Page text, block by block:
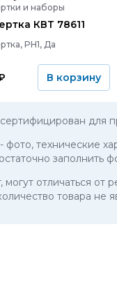
и наборы
Отвертка КВТ 78611
PH1, Да
В корзину
для
- фото, технические
заполнить
отличаться
товара не